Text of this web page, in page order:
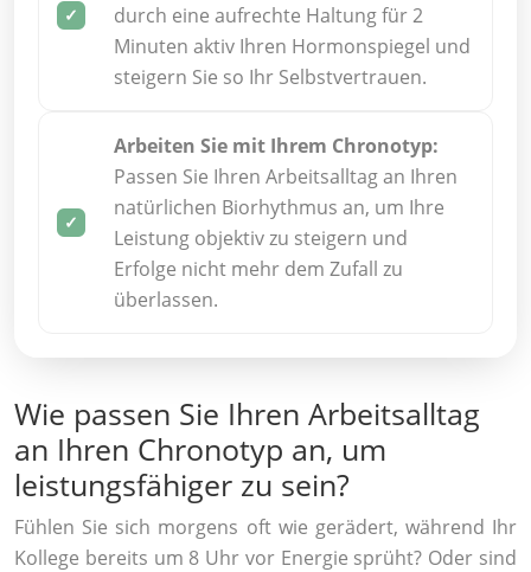
durch eine aufrechte Haltung für 2
Minuten aktiv Ihren Hormonspiegel und
steigern Sie so Ihr Selbstvertrauen.
Arbeiten Sie mit Ihrem Chronotyp:
Passen Sie Ihren Arbeitsalltag an Ihren
natürlichen Biorhythmus an, um Ihre
Leistung objektiv zu steigern und
Erfolge nicht mehr dem Zufall zu
überlassen.
Wie passen Sie Ihren Arbeitsalltag
an Ihren Chronotyp an, um
leistungsfähiger zu sein?
Fühlen Sie sich morgens oft wie gerädert, während Ihr
Kollege bereits um 8 Uhr vor Energie sprüht? Oder sind